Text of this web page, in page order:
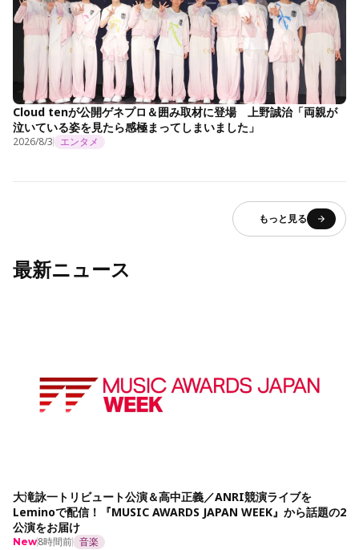
Cloud tenが公開ゲネプロ＆囲み取材に登場 上野誠治「両親が
泣いている姿を見たら感極まってしまいました」
2026/8/3 エンタメ
もっと見る
最新ニュース
大滝詠一トリビュート公演＆高中正義／ANRI競演ライブを
Leminoで配信！『MUSIC AWARDS JAPAN WEEK』から話題の2
公演をお届け
New8時間前 音楽